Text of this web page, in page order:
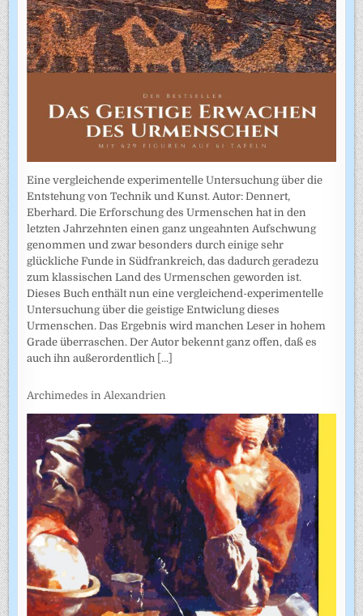
Eine vergleichende experimentelle Untersuchung über die
Entstehung von Technik und Kunst. Autor: Dennert,
Eberhard. Die Erforschung des Urmenschen hat in den
letzten Jahrzehnten einen ganz ungeahnten Aufschwung
genommen und zwar besonders durch einige sehr
glückliche Funde in Südfrankreich, das dadurch geradezu
zum klassischen Land des Urmenschen geworden ist.
Dieses Buch enthält nun eine vergleichend-experimentelle
Untersuchung über die geistige Entwiclung dieses
Urmenschen. Das Ergebnis wird manchen Leser in hohem
Grade überraschen. Der Autor bekennt ganz offen, daß es
auch ihn außerordentlich [...]
Archimedes in Alexandrien